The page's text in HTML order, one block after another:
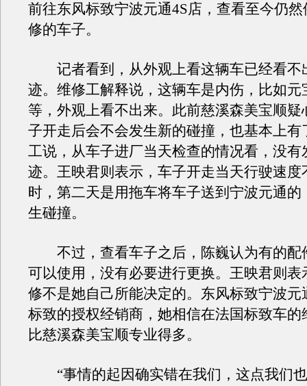
前往东风标致宁波元通4S店，查看至今仍
修的车子。
记者看到，从外观上看这辆车已经看不
迹。维修工解释说，这辆车是内伤，比如元
等，外观上看不出来。此前慈溪森美宝顺疑
子开走后会不会发生新的碰撞，也基本上有
工说，从车子进厂当天检查的情况看，没有
迹。王映君则表示，车子开走当天行驶速度
时，第二天是用拖车将车子送到宁波元通的
生碰撞。
不过，查看车子之后，陈巍认为有的配
可以使用，没有必要进行更换。王映君则表
修不是她自己所能决定的。东风标致宁波元
标致的授权经销商，她相信在法国标致车的
比慈溪森美宝顺专业得多。
“事情的起因确实错在我们，这点我们